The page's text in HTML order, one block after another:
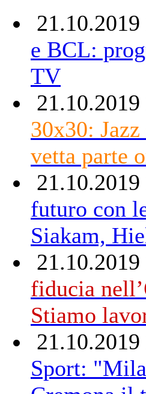
e BCL:
TV
30x30:
vetta parte
futuro con
Siakam,
fiducia
Stiamo
Sport: